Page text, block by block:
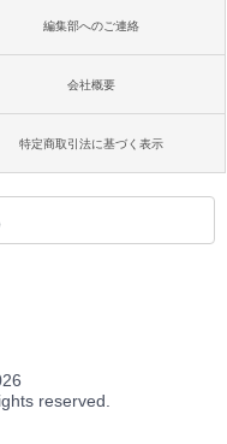
編集部へのご連絡
会社概要
特定商取引法に基づく表示
reserved.